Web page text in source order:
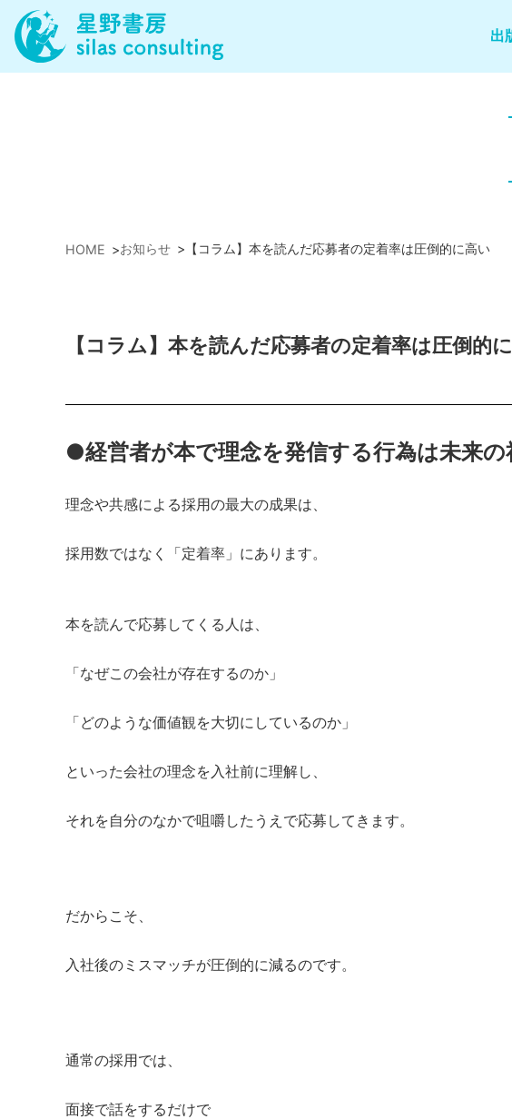
出
HOME >お知らせ > 【コラム】本を読んだ応募者の定着率は圧倒的に高い
【コラム】本を読んだ応募者の定着率は圧倒的
●経営者が本で理念を発信する行為は未来
理念や共感による採用の最大の成果は、
採用数ではなく「定着率」にあります。
本を読んで応募してくる人は、
「なぜこの会社が存在するのか」
「どのような価値観を大切にしているのか」
といった会社の理念を入社前に理解し、
それを自分のなかで咀嚼したうえで応募してきます。
だからこそ、
入社後のミスマッチが圧倒的に減るのです。
通常の採用では、
面接で話をするだけで